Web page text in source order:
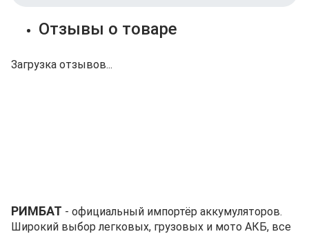
Отзывы о товаре
Загрузка отзывов...
РИМБАТ - официальный импортёр аккумуляторов.
Широкий выбор легковых, грузовых и мото АКБ, все